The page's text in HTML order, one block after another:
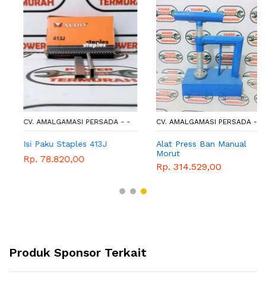
CV. AMALGAMASI PERSADA - -
Isi Paku Staples 413J
Rp. 78.820,00
CV. AMALGAMASI PERSADA - -
Alat Press Ban Manual
Morut
Rp. 314.529,00
Produk Sponsor Terkait